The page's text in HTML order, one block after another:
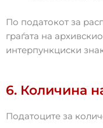
По податокот за
граѓата на
интерпункциски
6. Количина
Податоците за